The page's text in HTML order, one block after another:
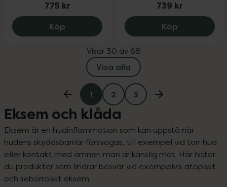
775 kr
Köp Propylenglykol i Essex kräm APL 20 %,
739 kr
Köp
Visar 30 av 68
Visa alla
1 2 3
Eksem och klåda
Eksem är en hudinflammation som kan uppstå när
hudens skyddsbarriär försvagas, till exempel vid torr hud
eller kontakt med ämnen man är känslig mot. Här hittar
du produkter som lindrar besvär vid exempelvis atopiskt
och seborroiskt eksem.